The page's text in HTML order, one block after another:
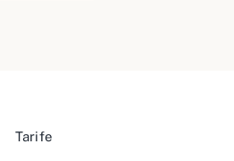
Tarife